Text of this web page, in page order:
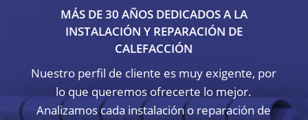
MÁS DE 30 AÑOS DEDICADOS A LA
INSTALACIÓN Y REPARACIÓN DE
CALEFACCIÓN
Nuestro perfil de cliente es muy exigente, por
lo que queremos ofrecerte lo mejor.
Analizamos cada instalación o reparación de